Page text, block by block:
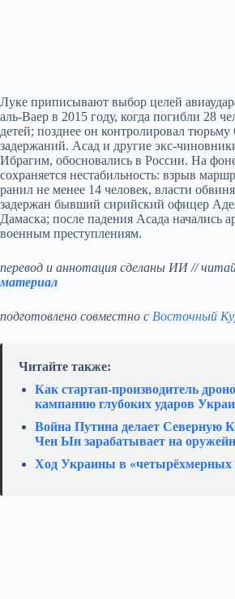
Луке приписывают выбор целей
аль-Ваер в 2015 году, когда погибли 28
детей; позднее он контролировал
задержаний. Асад и другие экс-
Ибрагим, обосновались в России. На
сохраняется нестабильность: взрыв
ранил не менее 14 человек, власти
задержан бывший сирийский офицер
Дамаска; после падения Асада начались
военным преступлениям.
перевод и аннотация сделаны ИИ //
материал
подготовлено совместно с Восточный
Читайте также:
Как стартап‑производитель
кампанию глубоких ударов
Война Путина делает Северную
Чен Ын зарабатывает на
Ход Украины в «четырёхмерных